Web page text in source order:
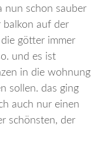
nun schon sauber
balkon auf der
götter immer
und es ist
in die wohnung
sollen. das ging
auch nur einen
schönsten, der